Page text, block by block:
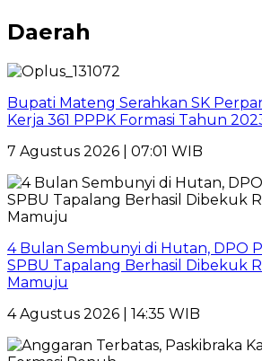
Daerah
Bupati Mateng Serahkan SK
Kerja 361 PPPK Formasi Tahun
7 Agustus 2026 | 07:01 WIB
4 Bulan Sembunyi di Hutan, DPO
SPBU Tapalang Berhasil Dibekuk
Mamuju
4 Agustus 2026 | 14:35 WIB